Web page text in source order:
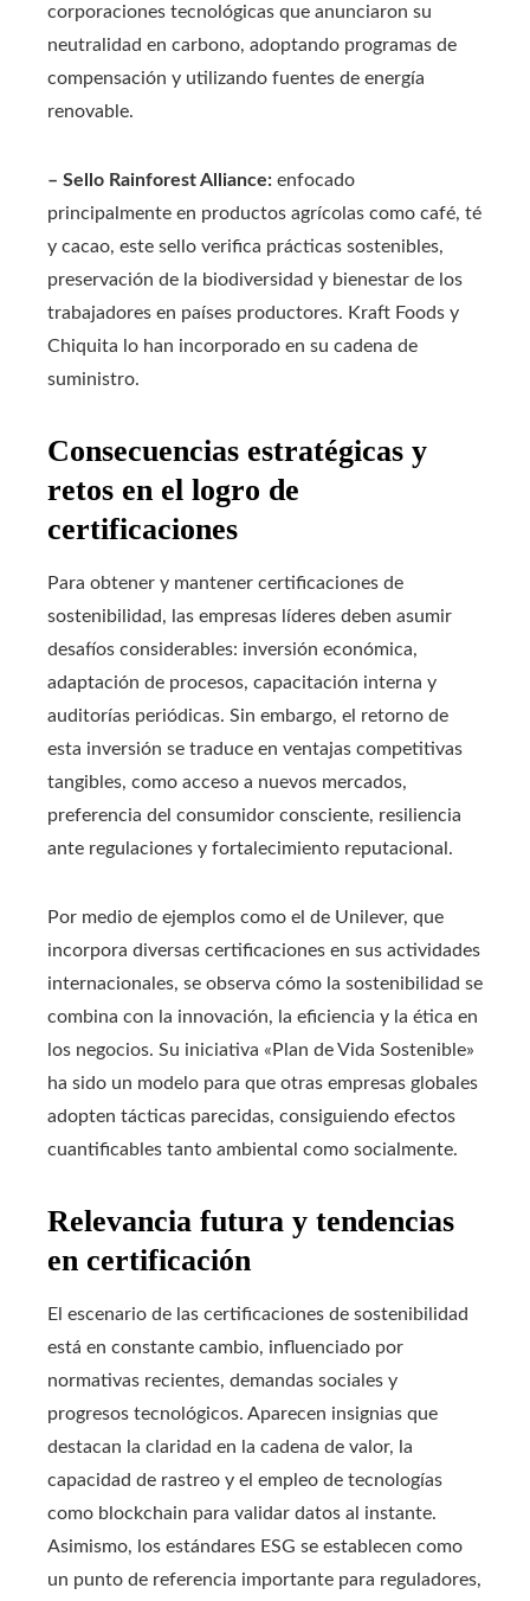
corporaciones tecnológicas que anunciaron su
neutralidad en carbono, adoptando programas de
compensación y utilizando fuentes de energía
renovable.
– Sello Rainforest Alliance: enfocado
principalmente en productos agrícolas como café, té
y cacao, este sello verifica prácticas sostenibles,
preservación de la biodiversidad y bienestar de los
trabajadores en países productores. Kraft Foods y
Chiquita lo han incorporado en su cadena de
suministro.
Consecuencias estratégicas y
retos en el logro de
certificaciones
Para obtener y mantener certificaciones de
sostenibilidad, las empresas líderes deben asumir
desafíos considerables: inversión económica,
adaptación de procesos, capacitación interna y
auditorías periódicas. Sin embargo, el retorno de
esta inversión se traduce en ventajas competitivas
tangibles, como acceso a nuevos mercados,
preferencia del consumidor consciente, resiliencia
ante regulaciones y fortalecimiento reputacional.
Por medio de ejemplos como el de Unilever, que
incorpora diversas certificaciones en sus actividades
internacionales, se observa cómo la sostenibilidad se
combina con la innovación, la eficiencia y la ética en
los negocios. Su iniciativa «Plan de Vida Sostenible»
ha sido un modelo para que otras empresas globales
adopten tácticas parecidas, consiguiendo efectos
cuantificables tanto ambiental como socialmente.
Relevancia futura y tendencias
en certificación
El escenario de las certificaciones de sostenibilidad
está en constante cambio, influenciado por
normativas recientes, demandas sociales y
progresos tecnológicos. Aparecen insignias que
destacan la claridad en la cadena de valor, la
capacidad de rastreo y el empleo de tecnologías
como blockchain para validar datos al instante.
Asimismo, los estándares ESG se establecen como
un punto de referencia importante para reguladores,